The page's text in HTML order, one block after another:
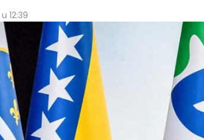
12:39